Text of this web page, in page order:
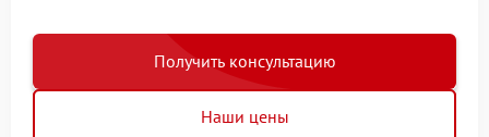
Получить консультацию
Наши цены